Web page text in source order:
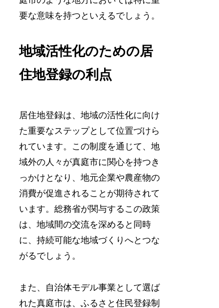
要な意味を持つといえるでしょう。
地域活性化のための居
住地登録の利点
居住地登録は、地域の活性化に向け
た重要なステップとして位置づけら
れています。この制度を通じて、地
域外の人々が真庭市に関心を持つき
っかけとなり、地元企業や農産物の
消費が促進されることが期待されて
います。総務省が関与するこの政策
は、地域間の交流を深めると同時
に、持続可能な地域づくりへとつな
がるでしょう。
また、自治体モデル事業として選ば
れた真庭市は、ふるさと住民登録制